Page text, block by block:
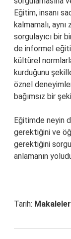
Eğitim, insanı
kalmamalı,
sorgulayıcı bir
de informel
kültürel
kurduğunu
öznel
bağımsız bir
Eğitimde neyin
gerektiğini ve
gerektiğini
anlamanın
Tarih: Makaleler